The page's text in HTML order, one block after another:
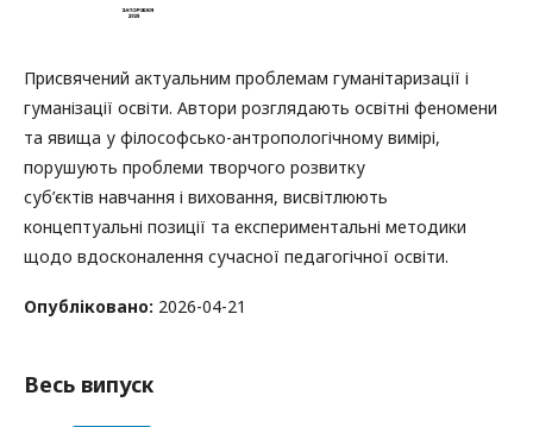
Присвячений актуальним проблемам гуманітаризації і
гуманізації освіти. Автори розглядають освітні феномени
та явища у філософсько-антропологічному вимірі,
порушують проблеми творчого розвитку
суб’єктів навчання і виховання, висвітлюють
концептуальні позиції та експериментальні методики
щодо вдосконалення сучасної педагогічної освіти.
Опубліковано: 2026-04-21
Весь випуск